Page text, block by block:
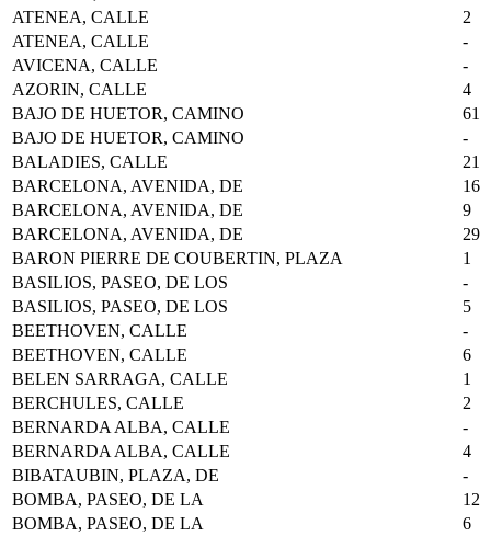
ATENEA, CALLE
2
ATENEA, CALLE
-
AVICENA, CALLE
-
AZORIN, CALLE
4
BAJO DE HUETOR, CAMINO
61
BAJO DE HUETOR, CAMINO
-
BALADIES, CALLE
21
BARCELONA, AVENIDA, DE
16
BARCELONA, AVENIDA, DE
9
BARCELONA, AVENIDA, DE
29
BARON PIERRE DE COUBERTIN, PLAZA
1
BASILIOS, PASEO, DE LOS
-
BASILIOS, PASEO, DE LOS
5
BEETHOVEN, CALLE
-
BEETHOVEN, CALLE
6
BELEN SARRAGA, CALLE
1
BERCHULES, CALLE
2
BERNARDA ALBA, CALLE
-
BERNARDA ALBA, CALLE
4
BIBATAUBIN, PLAZA, DE
-
BOMBA, PASEO, DE LA
12
BOMBA, PASEO, DE LA
6